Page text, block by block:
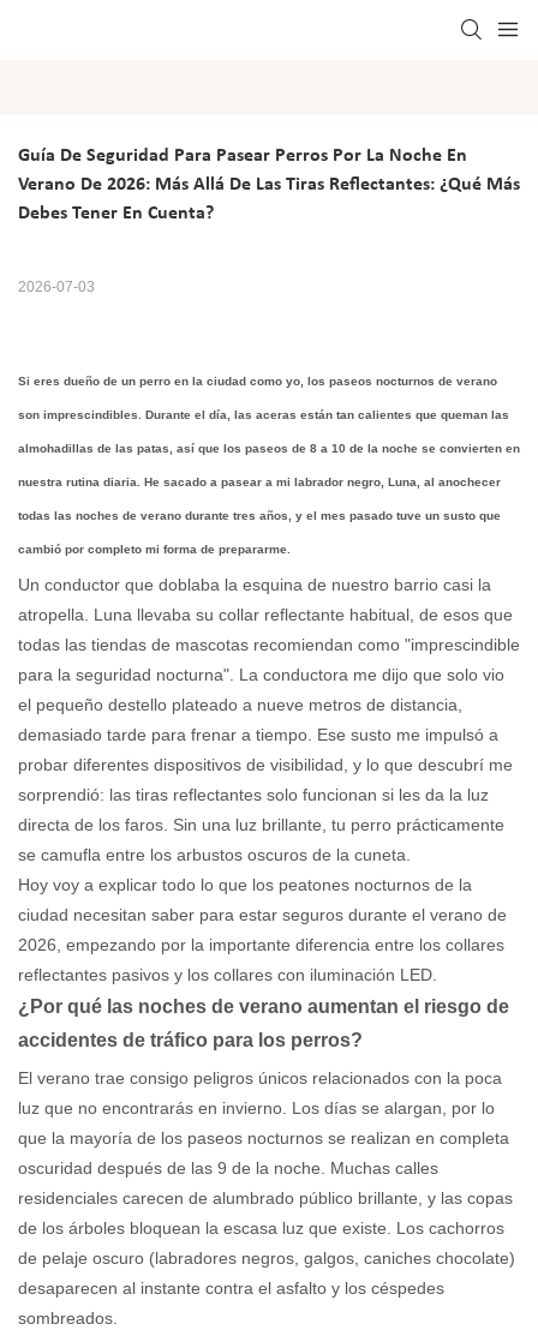
Guía De Seguridad Para Pasear Perros Por La Noche En
Verano De 2026: Más Allá De Las Tiras Reflectantes: ¿Qué Más
Debes Tener En Cuenta?
2026-07-03
Si eres dueño de un perro en la ciudad como yo, los paseos nocturnos de verano
son imprescindibles. Durante el día, las aceras están tan calientes que queman las
almohadillas de las patas, así que los paseos de 8 a 10 de la noche se convierten en
nuestra rutina diaria. He sacado a pasear a mi labrador negro, Luna, al anochecer
todas las noches de verano durante tres años, y el mes pasado tuve un susto que
cambió por completo mi forma de prepararme.
Un conductor que doblaba la esquina de nuestro barrio casi la
atropella. Luna llevaba su collar reflectante habitual, de esos que
todas las tiendas de mascotas recomiendan como "imprescindible
para la seguridad nocturna". La conductora me dijo que solo vio
el pequeño destello plateado a nueve metros de distancia,
demasiado tarde para frenar a tiempo. Ese susto me impulsó a
probar diferentes dispositivos de visibilidad, y lo que descubrí me
sorprendió: las tiras reflectantes solo funcionan si les da la luz
directa de los faros. Sin una luz brillante, tu perro prácticamente
se camufla entre los arbustos oscuros de la cuneta.
Hoy voy a explicar todo lo que los peatones nocturnos de la
ciudad necesitan saber para estar seguros durante el verano de
2026, empezando por la importante diferencia entre los collares
reflectantes pasivos y los collares con iluminación LED.
¿Por qué las noches de verano aumentan el riesgo de
accidentes de tráfico para los perros?
El verano trae consigo peligros únicos relacionados con la poca
luz que no encontrarás en invierno. Los días se alargan, por lo
que la mayoría de los paseos nocturnos se realizan en completa
oscuridad después de las 9 de la noche. Muchas calles
residenciales carecen de alumbrado público brillante, y las copas
de los árboles bloquean la escasa luz que existe. Los cachorros
de pelaje oscuro (labradores negros, galgos, caniches chocolate)
desaparecen al instante contra el asfalto y los céspedes
sombreados.